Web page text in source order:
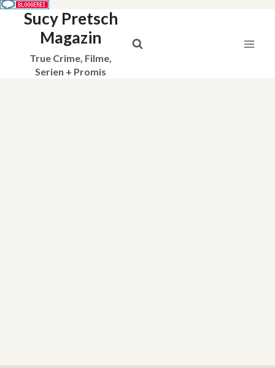
Sucy Pretsch
Magazin
True Crime, Filme,
Serien + Promis